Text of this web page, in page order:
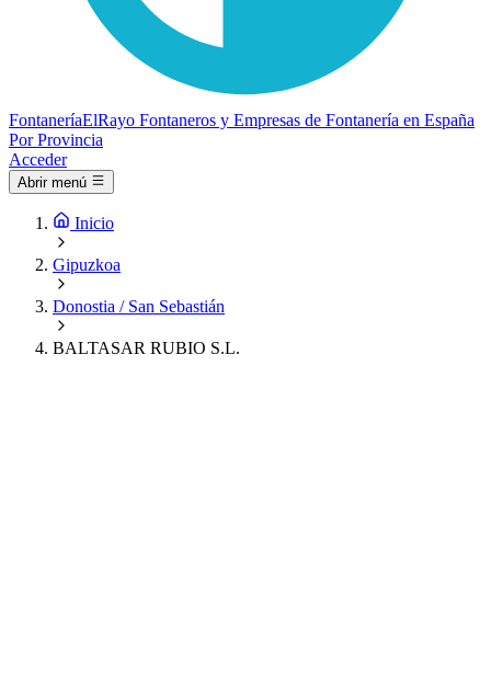
FontaneríaElRayo Fontaneros y Empresas de Fontanería en España
Por Provincia
Acceder
Abrir menú
Inicio
Gipuzkoa
Donostia / San Sebastián
BALTASAR RUBIO S.L.